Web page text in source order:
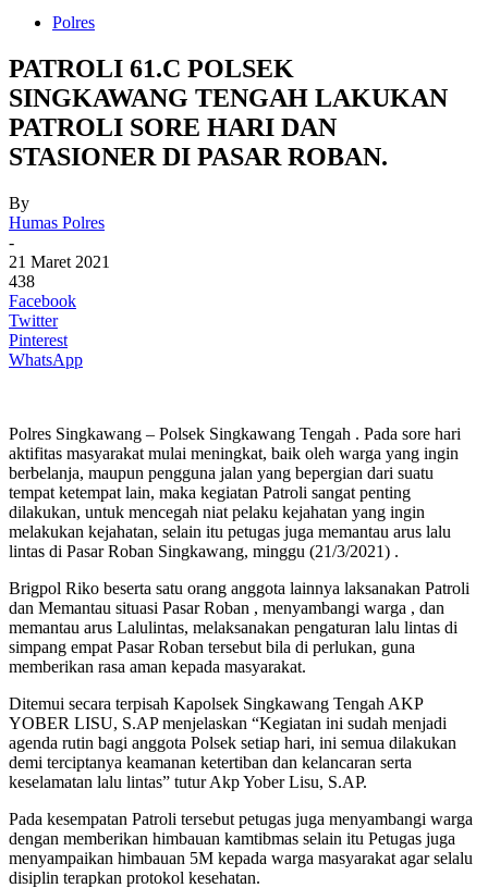
Polres
PATROLI 61.C POLSEK
SINGKAWANG TENGAH LAKUKAN
PATROLI SORE HARI DAN
STASIONER DI PASAR ROBAN.
By
Humas Polres
-
21 Maret 2021
438
Facebook
Twitter
Pinterest
WhatsApp
Polres Singkawang – Polsek Singkawang Tengah . Pada sore hari
aktifitas masyarakat mulai meningkat, baik oleh warga yang ingin
berbelanja, maupun pengguna jalan yang bepergian dari suatu
tempat ketempat lain, maka kegiatan Patroli sangat penting
dilakukan, untuk mencegah niat pelaku kejahatan yang ingin
melakukan kejahatan, selain itu petugas juga memantau arus lalu
lintas di Pasar Roban Singkawang, minggu (21/3/2021) .
Brigpol Riko beserta satu orang anggota lainnya laksanakan Patroli
dan Memantau situasi Pasar Roban , menyambangi warga , dan
memantau arus Lalulintas, melaksanakan pengaturan lalu lintas di
simpang empat Pasar Roban tersebut bila di perlukan, guna
memberikan rasa aman kepada masyarakat.
Ditemui secara terpisah Kapolsek Singkawang Tengah AKP
YOBER LISU, S.AP menjelaskan “Kegiatan ini sudah menjadi
agenda rutin bagi anggota Polsek setiap hari, ini semua dilakukan
demi terciptanya keamanan ketertiban dan kelancaran serta
keselamatan lalu lintas” tutur Akp Yober Lisu, S.AP.
Pada kesempatan Patroli tersebut petugas juga menyambangi warga
dengan memberikan himbauan kamtibmas selain itu Petugas juga
menyampaikan himbauan 5M kepada warga masyarakat agar selalu
disiplin terapkan protokol kesehatan.